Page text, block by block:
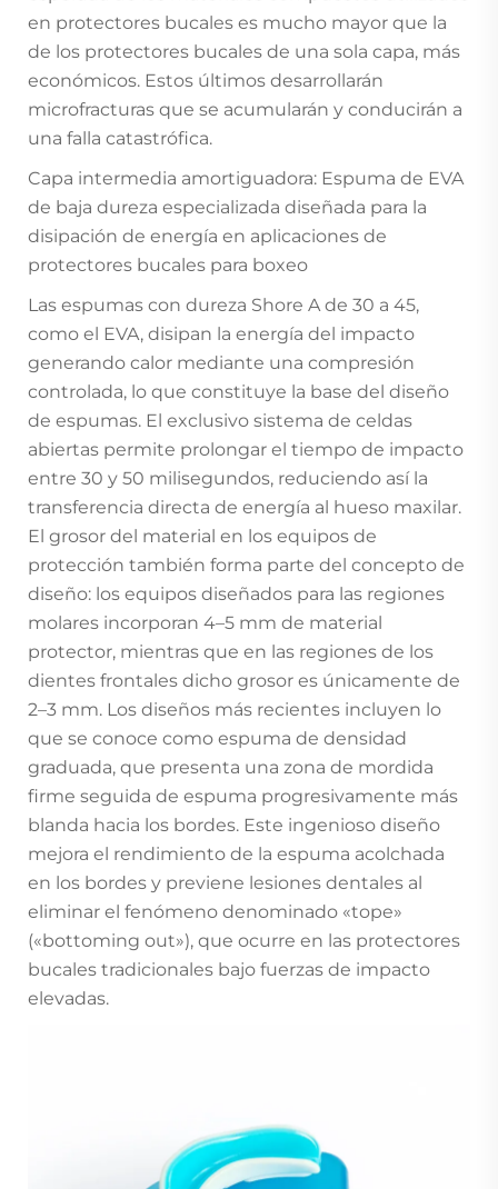
en protectores bucales es mucho mayor que la
de los protectores bucales de una sola capa, más
económicos. Estos últimos desarrollarán
microfracturas que se acumularán y conducirán a
una falla catastrófica.
Capa intermedia amortiguadora: Espuma de EVA
de baja dureza especializada diseñada para la
disipación de energía en aplicaciones de
protectores bucales para boxeo
Las espumas con dureza Shore A de 30 a 45,
como el EVA, disipan la energía del impacto
generando calor mediante una compresión
controlada, lo que constituye la base del diseño
de espumas. El exclusivo sistema de celdas
abiertas permite prolongar el tiempo de impacto
entre 30 y 50 milisegundos, reduciendo así la
transferencia directa de energía al hueso maxilar.
El grosor del material en los equipos de
protección también forma parte del concepto de
diseño: los equipos diseñados para las regiones
molares incorporan 4–5 mm de material
protector, mientras que en las regiones de los
dientes frontales dicho grosor es únicamente de
2–3 mm. Los diseños más recientes incluyen lo
que se conoce como espuma de densidad
graduada, que presenta una zona de mordida
firme seguida de espuma progresivamente más
blanda hacia los bordes. Este ingenioso diseño
mejora el rendimiento de la espuma acolchada
en los bordes y previene lesiones dentales al
eliminar el fenómeno denominado «tope»
(«bottoming out»), que ocurre en las protectores
bucales tradicionales bajo fuerzas de impacto
elevadas.